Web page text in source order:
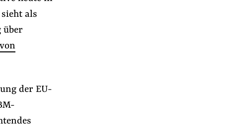
als
über
der EU-